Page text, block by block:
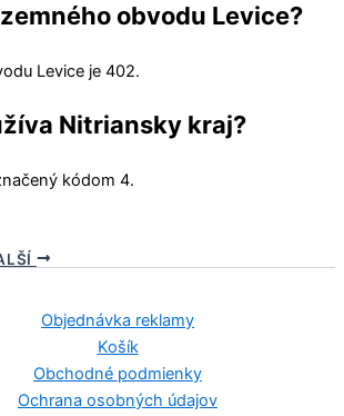
obvodu Levice?
Levice je 402.
Nitriansky kraj?
kódom 4.
Objednávka reklamy
Košík
Obchodné podmienky
Ochrana osobných údajov